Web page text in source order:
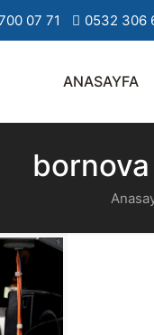
07 71 0532 306
ANASAYFA